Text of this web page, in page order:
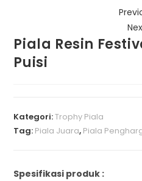
Piala Resin
Puisi
Kategori:Trophy Piala
Tag: Piala Juara, Piala
Spesifikasi produk :